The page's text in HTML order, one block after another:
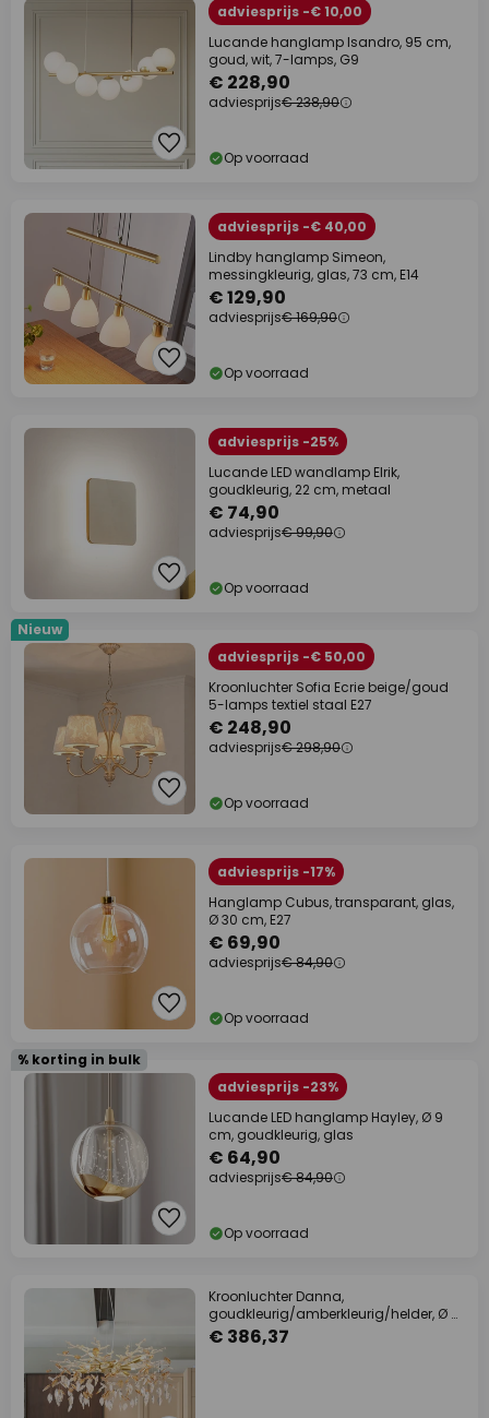
adviesprijs -€ 10,00
Lucande hanglamp Isandro, 95 cm,
goud, wit, 7-lamps, G9
€ 228,90
adviesprijs€ 238,90
Op voorraad
adviesprijs -€ 40,00
Lindby hanglamp Simeon,
messingkleurig, glas, 73 cm, E14
€ 129,90
adviesprijs€ 169,90
Op voorraad
adviesprijs -25%
Lucande LED wandlamp Elrik,
goudkleurig, 22 cm, metaal
€ 74,90
adviesprijs€ 99,90
Op voorraad
Nieuw
adviesprijs -€ 50,00
Kroonluchter Sofia Ecrie beige/goud
5-lamps textiel staal E27
€ 248,90
adviesprijs€ 298,90
Op voorraad
adviesprijs -17%
Hanglamp Cubus, transparant, glas,
Ø 30 cm, E27
€ 69,90
adviesprijs€ 84,90
Op voorraad
% korting in bulk
adviesprijs -23%
Lucande LED hanglamp Hayley, Ø 9
cm, goudkleurig, glas
€ 64,90
adviesprijs€ 84,90
Op voorraad
Kroonluchter Danna,
goudkleurig/amberkleurig/helder, Ø 61
cm
€ 386,37